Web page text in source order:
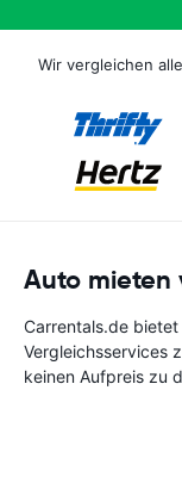
Wir vergleichen
Auto mieten
Carrentals.de
Vergleichsservices
keinen Aufpreis zu